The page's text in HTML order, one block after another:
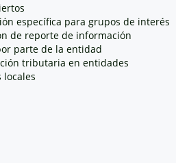
específica para grupos de interés
de reporte de información
parte de la entidad
tributaria en entidades